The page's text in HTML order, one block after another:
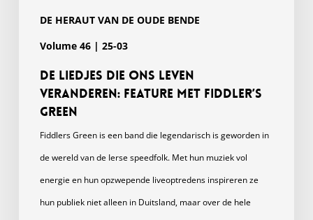
DE HERAUT VAN DE OUDE BENDE
Volume 46 | 25-03
De liedjes die ons leven
veranderen: Feature met Fiddler’s
Green
Fiddlers Green is een band die legendarisch is geworden in
de wereld van de Ierse speedfolk. Met hun muziek vol
energie en hun opzwepende liveoptredens inspireren ze
hun publiek niet alleen in Duitsland, maar over de hele